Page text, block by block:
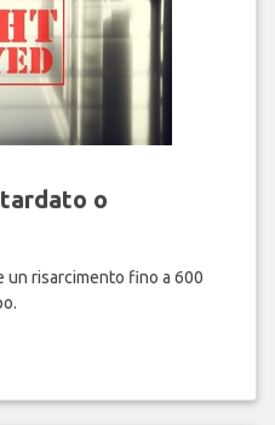
o
un risarcimento fino a 600